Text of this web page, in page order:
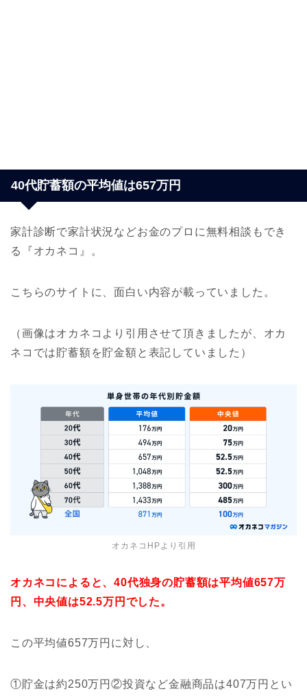
40代貯蓄額の平均値は657万円
家計診断で家計状況などお金のプロに無料相談もでき
る『オカネコ』。
こちらのサイトに、面白い内容が載っていました。
（画像はオカネコより引用させて頂きましたが、オカ
ネコでは貯蓄額を貯金額と表記していました）
オカネコHPより引用
オカネコによると、40代独身の貯蓄額は平均値657万
円、中央値は52.5万円でした。
この平均値657万円に対し、
①貯金は約250万円②投資など金融商品は407万円とい